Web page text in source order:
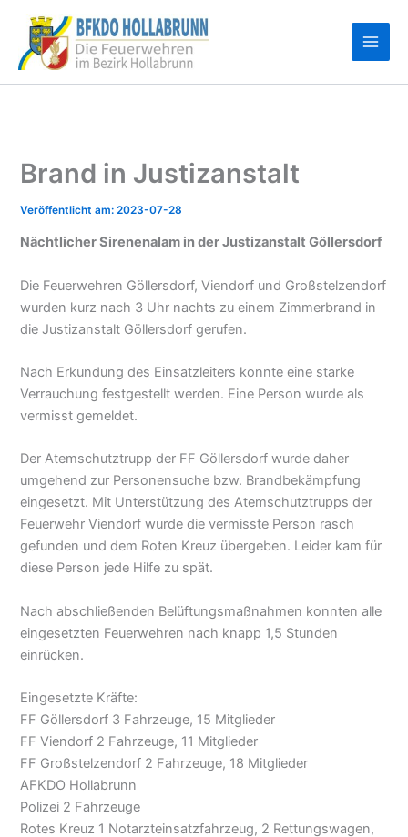
Inhalt
springen
Brand in Justizanstalt
2023-07-28
Nächtlicher Sirenenalam in der Justizanstalt Göllersdorf
Die Feuerwehren Göllersdorf, Viendorf und Großstelzendorf
wurden kurz nach 3 Uhr nachts zu einem Zimmerbrand in
die Justizanstalt Göllersdorf gerufen.
Nach Erkundung des Einsatzleiters konnte eine starke
Verrauchung festgestellt werden. Eine Person wurde als
vermisst gemeldet.
Der Atemschutztrupp der FF Göllersdorf wurde daher
umgehend zur Personensuche bzw. Brandbekämpfung
eingesetzt. Mit Unterstützung des Atemschutztrupps der
Feuerwehr Viendorf wurde die vermisste Person rasch
gefunden und dem Roten Kreuz übergeben. Leider kam für
diese Person jede Hilfe zu spät.
Nach abschließenden Belüftungsmaßnahmen konnten alle
eingesetzten Feuerwehren nach knapp 1,5 Stunden
einrücken.
Eingesetzte Kräfte:
FF Göllersdorf 3 Fahrzeuge, 15 Mitglieder
FF Viendorf 2 Fahrzeuge, 11 Mitglieder
FF Großstelzendorf 2 Fahrzeuge, 18 Mitglieder
AFKDO Hollabrunn
Polizei 2 Fahrzeuge
Rotes Kreuz 1 Notarzteinsatzfahrzeug, 2 Rettungswagen,